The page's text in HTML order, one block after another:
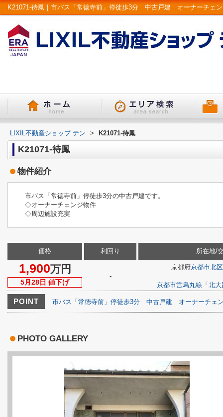
LIXIL不動産ショップ テン > K21071-待鳳
K21071-待鳳
物件紹介
市バス「常徳寺前」停徒歩3分の中古戸建です。
◇オーナーチェンジ物件
◇周辺施設充実
価格
1,900万円
5月28日 値下げ
利回り
-
所在地/
京都府京都市北区
京都市営烏丸線 「 北大
POINT 市バス「常徳寺前」停徒歩3分 中古戸建 オーナーチェ
PHOTO GALLERY